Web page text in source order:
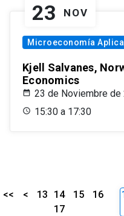
23 NOV
Microeconomía
Kjell Salvanes,
Economics
23 de Noviembre de
15:30 a 17:30
<< < 13 14 15
16
17